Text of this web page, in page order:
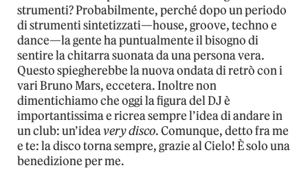
strumenti? Probabilmente, perché dopo un periodo
di strumenti sintetizzati—house, groove, techno e
dance—la gente ha puntualmente il bisogno di
sentire la chitarra suonata da una persona vera.
Questo spiegherebbe la nuova ondata di retrò con i
vari Bruno Mars, eccetera. Inoltre non
dimentichiamo che oggi la figura del DJ è
importantissima e ricrea sempre l’idea di andare in
un club: un’ideavery disco. Comunque, detto fra me
e te: la disco torna sempre, grazie al Cielo! È solo una
benedizione per me.